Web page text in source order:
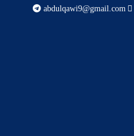
abdulqawi9@gmail.com